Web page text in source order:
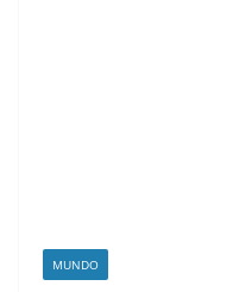
MUNDO